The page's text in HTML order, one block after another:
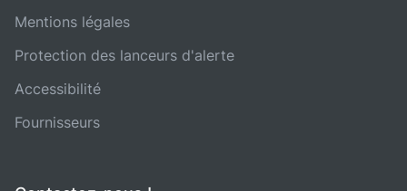
Mentions légales
Protection des lanceurs d'alerte
Accessibilité
Fournisseurs